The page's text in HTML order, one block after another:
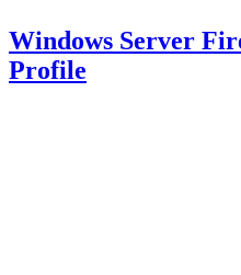
Windows Server
Profile